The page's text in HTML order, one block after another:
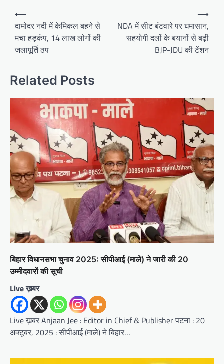
Post
navigation
⟵
दामोदर नदी में केमिकल बहने से
मचा हड़कंप, 14 लाख लोगों की
जलापूर्ति ठप
NDA में सीट बंटवारे पर घमासान,
सहयोगी दलों के बयानों से बढ़ी
BJP-JDU की टेंशन
⟶
Related Posts
बिहार विधानसभा चुनाव 2025: सीपीआई (माले) ने जारी की 20
उम्मीदवारों की सूची
Live ख़बर
Live ख़बर Anjaan Jee : Editor in Chief & Publisher पटना : 20
अक्टूबर, 2025 : सीपीआई (माले) ने बिहार…